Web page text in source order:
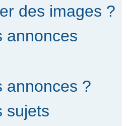
des images ?
annonces
annonces ?
sujets